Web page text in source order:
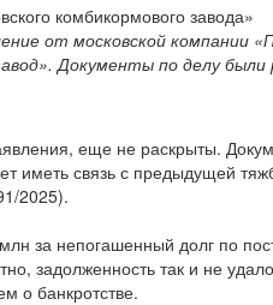
от московской компании
Документы по делу были
еще не раскрыты.
иметь связь с предыдущей
2025).
за непогашенный долг по
задолженность так и не
о банкротстве.